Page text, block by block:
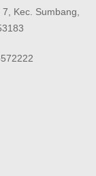
Kec. Sumbang,